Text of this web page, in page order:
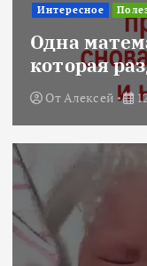
Интересное
Одна
которая
ОтАлексей